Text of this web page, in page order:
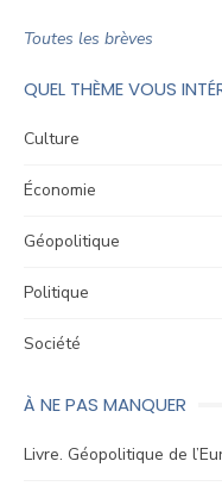
Toutes les brèves
QUEL THÈME VOUS
Culture
Économie
Géopolitique
Politique
Société
À NE PAS MANQUER
Livre. Géopolitique de